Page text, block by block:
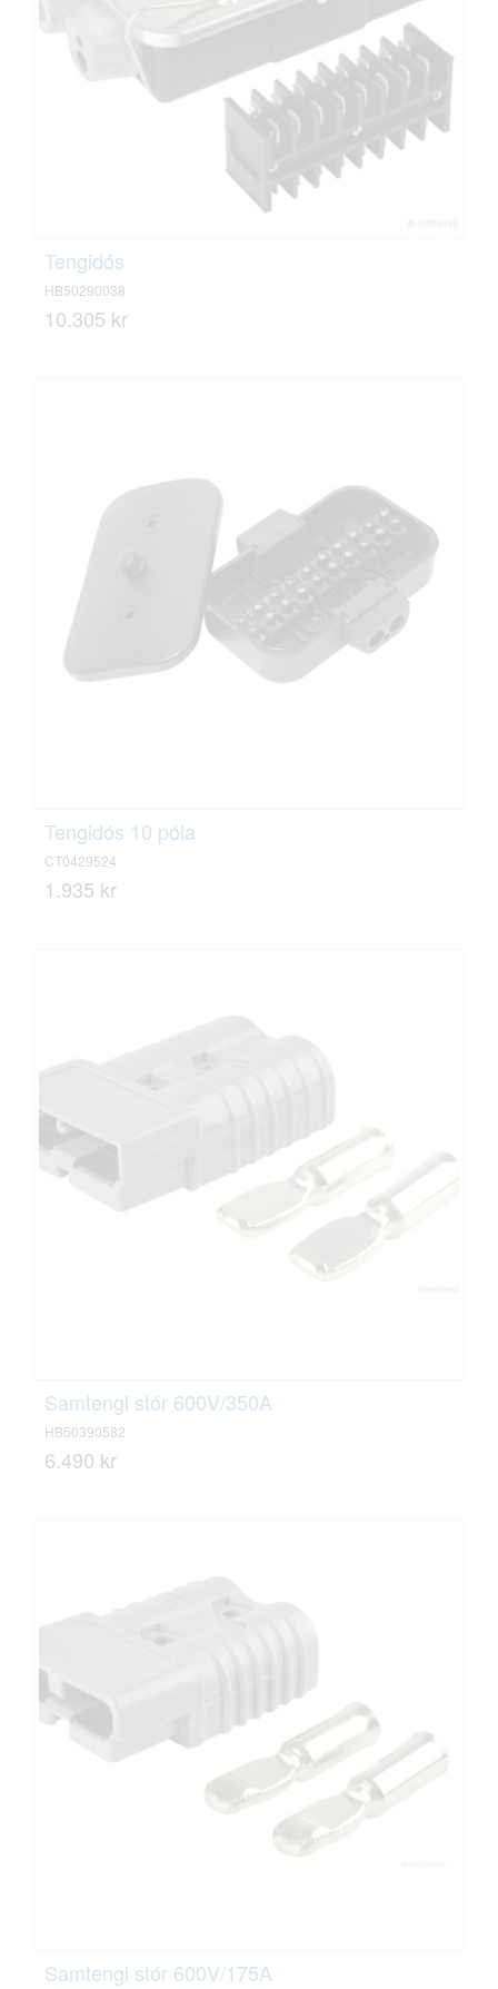
Tengidós
HB50290038
10.305 kr
Tengidós 10 póla
CT0429524
1.935 kr
Samtengi stór 600V/350A
HB50390582
6.490 kr
Samtengi stór 600V/175A